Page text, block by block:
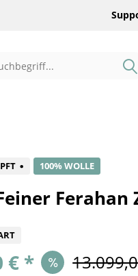
%
100% WOLLE
Ferahan
€ *